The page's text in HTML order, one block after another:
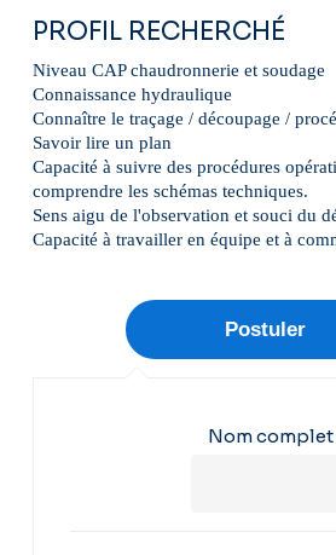
PROFIL RECHERCHÉ
Niveau CAP chaudronnerie et soudage
Connaissance hydraulique
Connaître le traçage / découpage /
Savoir lire un plan
Capacité à suivre des procédures
comprendre les schémas techniques.
Sens aigu de l'observation et souci du
Capacité à travailler en équipe et à
Nom complet